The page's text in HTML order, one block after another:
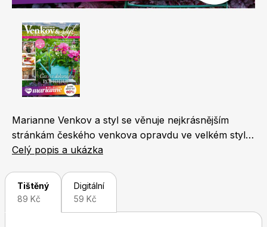
Naše krásná zahrada
Chip
Marianne Venkov a styl se věnuje nejkrásnějším
stránkám českého venkova opravdu ve velkém stylu.
Zachycuje život na vesnici ze všech aspektů - od
domácích zvířat, tradiční řemesla, dětské hry až po
recepty z regionálních surovin a nezapomíná ani na
nejčerstvější módní trendy.Zajímavé informace si tu
Celý popis a ukázka
Tištěný
89 Kč
Digitální
59 Kč